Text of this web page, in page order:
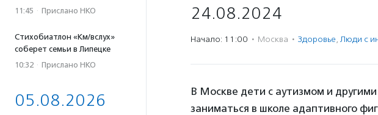
11:45 · Прислано НКО
Стихобиатлон «Км/вслух»
соберет семьи в Липецке
10:32 · Прислано НКО
05.08.2026
24.08.2024
Начало: 11:00 · Москва · Здоровье, Люди с
В Москве дети с аутизмом и
заниматься в школе адаптивного